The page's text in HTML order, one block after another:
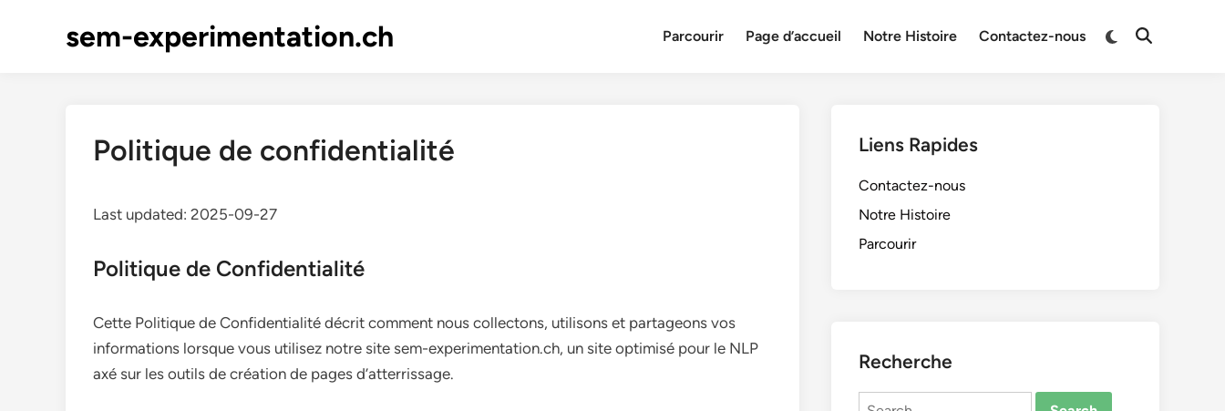
sem-experimentation.ch Parcourir Page d’accueil Notre Histoire Contactez-nous
Switch
Open
Politique de confidentialité
Last updated: 2025-09-27
Politique de Confidentialité
Cette Politique de Confidentialité décrit comment nous collectons, utilisons et partageons vos
informations lorsque vous utilisez notre site sem-experimentation.ch, un site optimisé pour le NLP
axé sur les outils de création de pages d’atterrissage.
Liens Rapides
Contactez-nous
Notre Histoire
Parcourir
Recherche
Search